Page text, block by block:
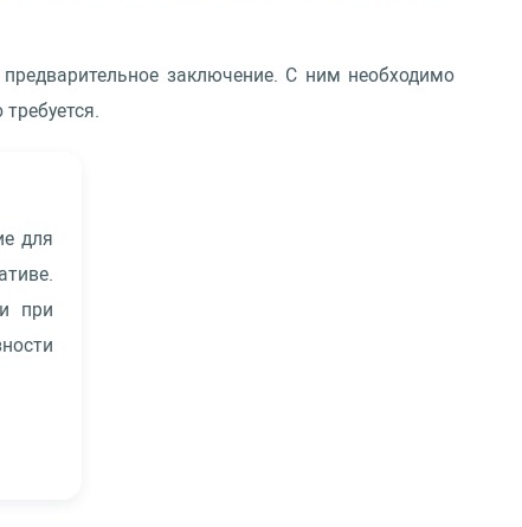
заключение. С ним необходимо
для
при